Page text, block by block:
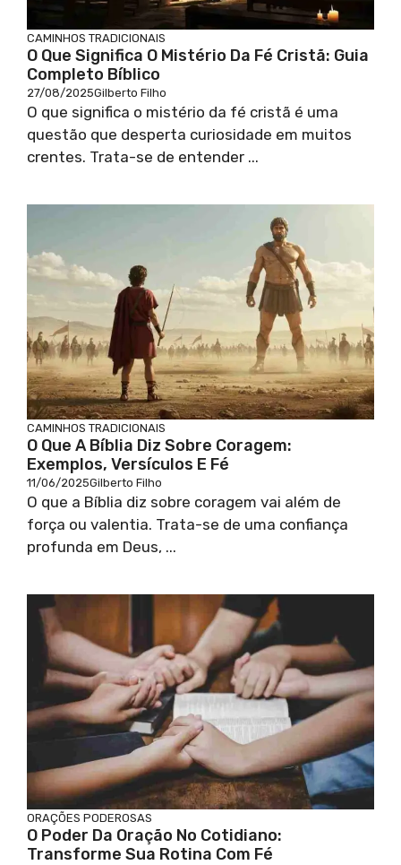
CAMINHOS TRADICIONAIS
O Que Significa O Mistério Da Fé Cristã: Guia
Completo Bíblico
27/08/2025Gilberto Filho
O que significa o mistério da fé cristã é uma
questão que desperta curiosidade em muitos
crentes. Trata-se de entender ...
CAMINHOS TRADICIONAIS
O Que A Bíblia Diz Sobre Coragem:
Exemplos, Versículos E Fé
11/06/2025Gilberto Filho
O que a Bíblia diz sobre coragem vai além de
força ou valentia. Trata-se de uma confiança
profunda em Deus, ...
ORAÇÕES PODEROSAS
O Poder Da Oração No Cotidiano:
Transforme Sua Rotina Com Fé